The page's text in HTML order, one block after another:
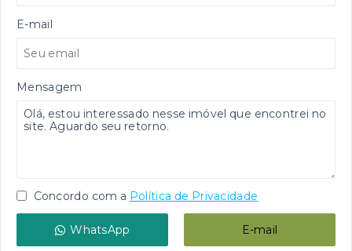
E-mail
Mensagem
Concordo com a Política de Privacidade
WhatsApp E-mail